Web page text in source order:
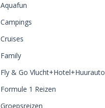
Aquafun
Campings
Cruises
Family
Fly & Go Vlucht+Hotel+Huurauto
Formule 1 Reizen
Groepsreizen